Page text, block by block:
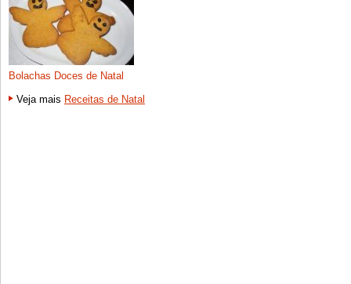
Bolachas Doces de Natal
Veja mais Receitas de Natal